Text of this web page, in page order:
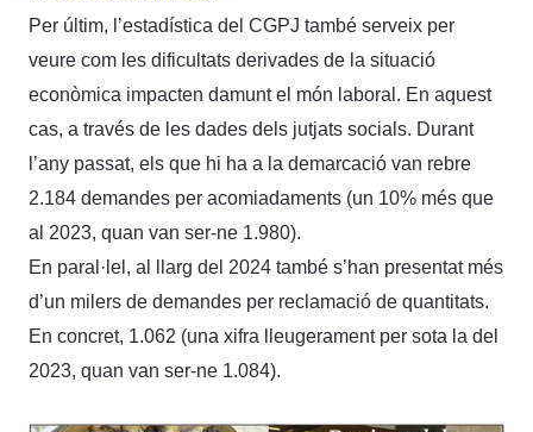
Per últim, l’estadística del CGPJ també serveix per
veure com les dificultats derivades de la situació
econòmica impacten damunt el món laboral. En aquest
cas, a través de les dades dels jutjats socials. Durant
l’any passat, els que hi ha a la demarcació van rebre
2.184 demandes per acomiadaments (un 10% més que
al 2023, quan van ser-ne 1.980).
En paral·lel, al llarg del 2024 també s’han presentat més
d’un milers de demandes per reclamació de quantitats.
En concret, 1.062 (una xifra lleugerament per sota la del
2023, quan van ser-ne 1.084).